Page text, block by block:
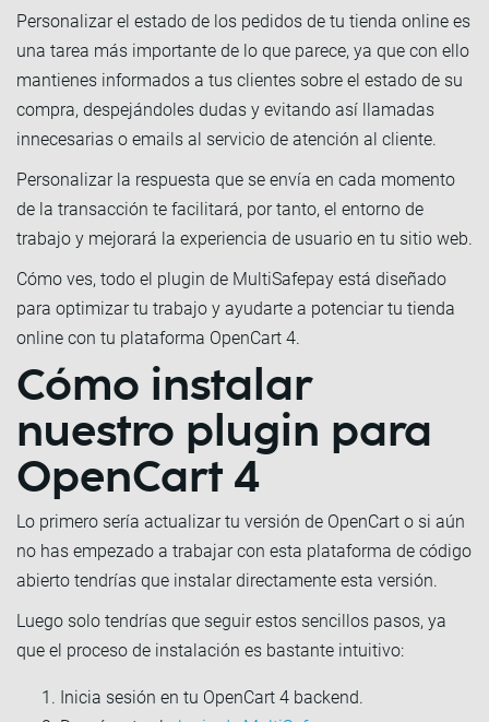
Personalizar el estado de los pedidos de tu tienda online es
una tarea más importante de lo que parece, ya que con ello
mantienes informados a tus clientes sobre el estado de su
compra, despejándoles dudas y evitando así llamadas
innecesarias o emails al servicio de atención al cliente.
Personalizar la respuesta que se envía en cada momento
de la transacción te facilitará, por tanto, el entorno de
trabajo y mejorará la experiencia de usuario en tu sitio web.
Cómo ves, todo el plugin de MultiSafepay está diseñado
para optimizar tu trabajo y ayudarte a potenciar tu tienda
online con tu plataforma OpenCart 4.
Cómo instalar
nuestro plugin para
OpenCart 4
Lo primero sería actualizar tu versión de OpenCart o si aún
no has empezado a trabajar con esta plataforma de código
abierto tendrías que instalar directamente esta versión.
Luego solo tendrías que seguir estos sencillos pasos, ya
que el proceso de instalación es bastante intuitivo:
Inicia sesión en tu OpenCart 4 backend.